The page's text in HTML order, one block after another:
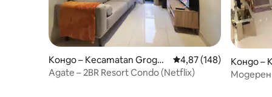
Кондо – Kecamatan Grogol
petamburan
Средна оценка: 4,87
4,87 (148)
Agate – 2BR Resort Condo (Netflix)
Кондо –
Abang
Модерен